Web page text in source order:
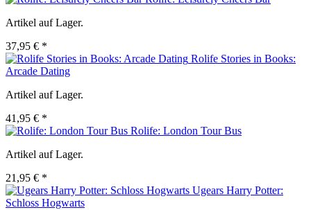
Artikel auf Lager.
37,95 € *
Rolife Stories in Books:
Arcade Dating
Artikel auf Lager.
41,95 € *
Rolife: London Tour Bus
Artikel auf Lager.
21,95 € *
Ugears Harry Potter:
Schloss Hogwarts